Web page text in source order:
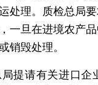
处理。质检总局
一旦在进境农产
销毁处理。
请有关进口企